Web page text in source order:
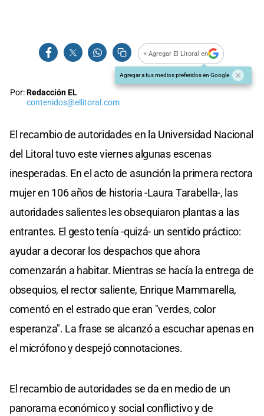
+ Agregar El Litoral en
Agregar a tus medios preferidos en Google
Por:Redacción EL
contenidos@ellitoral.com
El recambio de autoridades en la Universidad Nacional
del Litoral tuvo este viernes algunas escenas
inesperadas. En el acto de asunción la primera rectora
mujer en 106 años de historia -Laura Tarabella-, las
autoridades salientes les obsequiaron plantas a las
entrantes. El gesto tenía -quizá- un sentido práctico:
ayudar a decorar los despachos que ahora
comenzarán a habitar. Mientras se hacía la entrega de
obsequios, el rector saliente, Enrique Mammarella,
comentó en el estrado que eran "verdes, color
esperanza". La frase se alcanzó a escuchar apenas en
el micrófono y despejó connotaciones.
El recambio de autoridades se da en medio de un
panorama económico y social conflictivo y de